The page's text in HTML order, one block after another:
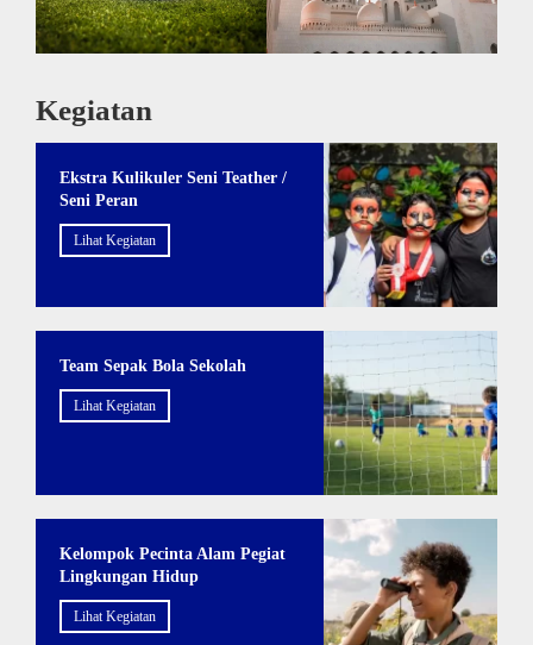
Kegiatan
Ekstra Kulikuler Seni Teather /
Seni Peran
Lihat Kegiatan
Team Sepak Bola Sekolah
Lihat Kegiatan
Kelompok Pecinta Alam Pegiat
Lingkungan Hidup
Lihat Kegiatan